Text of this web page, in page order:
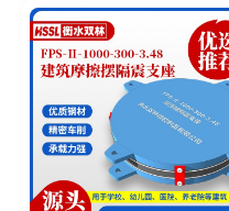
FPSII-5000-400-4.11厂家